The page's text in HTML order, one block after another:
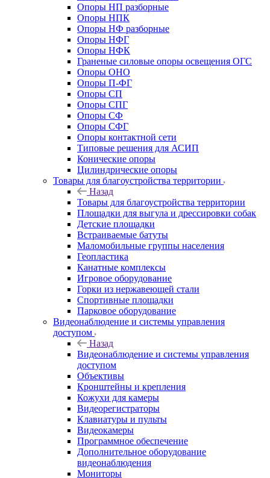
Опоры НП разборные
Опоры НПК
Опоры НФ разборные
Опоры НФГ
Опоры НФК
Граненые силовые опоры освещения ОГС
Опоры ОНО
Опоры П-ФГ
Опоры СП
Опоры СПГ
Опоры СФ
Опоры СФГ
Опоры контактной сети
Типовые решения для АСИП
Конические опоры
Цилиндрические опоры
Товары для благоустройства территории
Назад
Товары для благоустройства территории
Площадки для выгула и дрессировки собак
Детские площадки
Встраиваемые батуты
Маломобильные группы населения
Геопластика
Канатные комплексы
Игровое оборудование
Горки из нержавеющей стали
Спортивные площадки
Парковое оборудование
Видеонаблюдение и системы управления
доступом
Назад
Видеонаблюдение и системы управления
доступом
Объективы
Кронштейны и крепления
Кожухи для камеры
Видеорегистраторы
Клавиатуры и пульты
Видеокамеры
Программное обеспечение
Дополнительное оборудование
видеонаблюдения
Мониторы